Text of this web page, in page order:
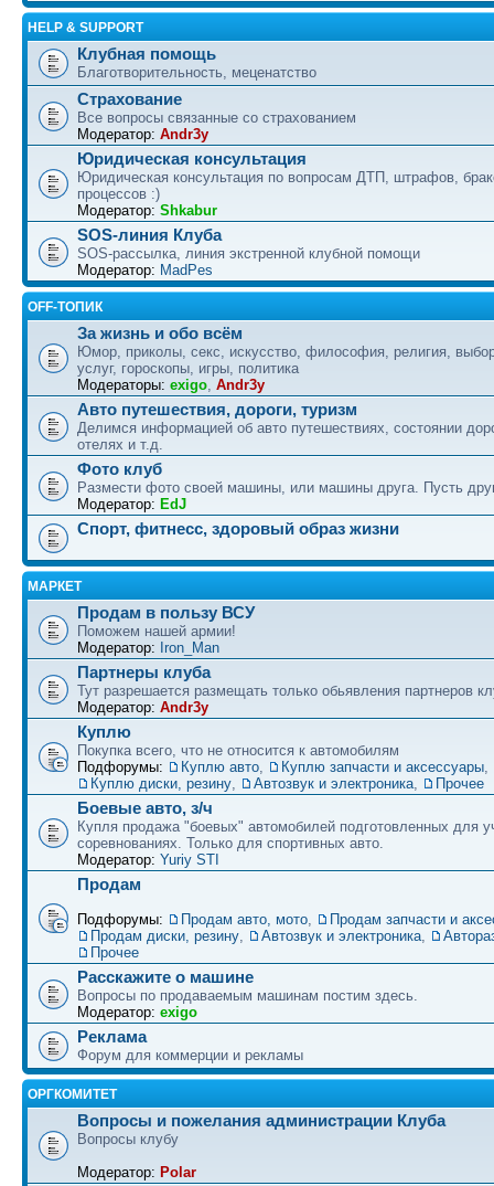
HELP & SUPPORT
Клубная помощь
Благотворительность, меценатство
Страхование
Все вопросы связанные со страхованием
Модератор: Andr3y
Юридическая консультация
Юридическая консультация по вопросам ДТП, штрафов,
процессов :)
Модератор: Shkabur
SOS-линия Клуба
SOS-рассылка, линия экстренной клубной помощи
Модератор: MadPes
OFF-ТОПИК
За жизнь и обо всём
Юмор, приколы, секс, искусство, философия, религия,
услуг, гороскопы, игры, политика
Модераторы: exigo, Andr3y
Авто путешествия, дороги, туризм
Делимся информацией об авто путешествиях, состоянии
отелях и т.д.
Фото клуб
Размести фото своей машины, или машины друга. Пусть
Модератор: EdJ
Спорт, фитнесс, здоровый образ жизни
МАРКЕТ
Продам в пользу ВСУ
Поможем нашей армии!
Модератор: Iron_Man
Партнеры клуба
Тут разрешается размещать только обьявления партнеров
Модератор: Andr3y
Куплю
Покупка всего, что не относится к автомобилям
Подфорумы:
Куплю авто, Куплю запчасти и аксессуары,
Куплю диски, резину, Автозвук и электроника, Прочее
Боевые авто, з/ч
Купля продажа "боевых" автомобилей подготовленных для
соревнованиях. Только для спортивных авто.
Модератор: Yuriy STI
Продам
Подфорумы: Продам авто, мото,
Продам запчасти и
Продам диски, резину, Автозвук и электроника,
Прочее
Расскажите о машине
Вопросы по продаваемым машинам постим здесь.
Модератор: exigo
Реклама
Форум для коммерции и рекламы
ОРГКОМИТЕТ
Вопросы и пожелания администрации Клуба
Вопросы клубу
Модератор: Polar